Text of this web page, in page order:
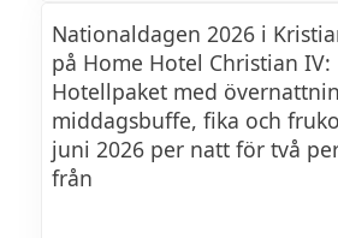
Nationaldagen 2026 i
på Home Hotel Christian IV:
Hotellpaket med
middagsbuffe, fika och
juni 2026 per natt för två
från